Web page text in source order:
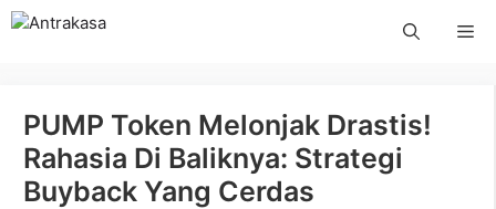
Langsung
PUMP Token Melonjak Drastis!
Rahasia Di Baliknya: Strategi
Buyback Yang Cerdas